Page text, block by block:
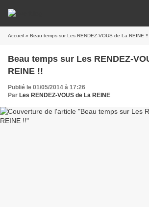
Accueil » Beau temps sur Les RENDEZ-VOUS de La REINE !!
Beau temps sur Les RENDEZ-
REINE !!
Publié le 01/05/2014 à 17:26
Par Les RENDEZ-VOUS de La REINE